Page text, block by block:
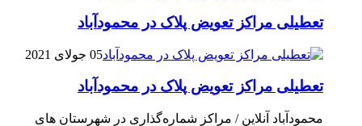
تعطیلی مراکز تعویض پلاک در محمودآباد
05 جولای 2021
تعطیلی مراکز تعویض پلاک در محمودآباد
محمودآباد آنلاین / مراکز شماره‌گذاری در شهر‌ستان های